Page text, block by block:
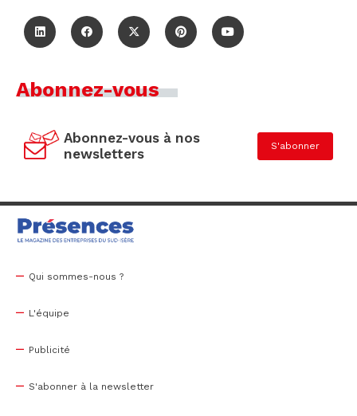
Abonnez-vous
Abonnez-vous à nos
newsletters
S'abonner
Qui sommes-nous ?
L'équipe
Publicité
S'abonner à la newsletter